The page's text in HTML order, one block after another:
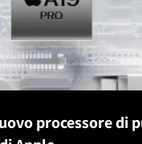
processore di